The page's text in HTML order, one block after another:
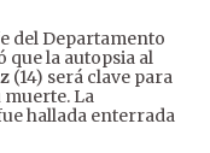
del Departamento
que la autopsia al
(14) será clave para
La
hallada enterrada